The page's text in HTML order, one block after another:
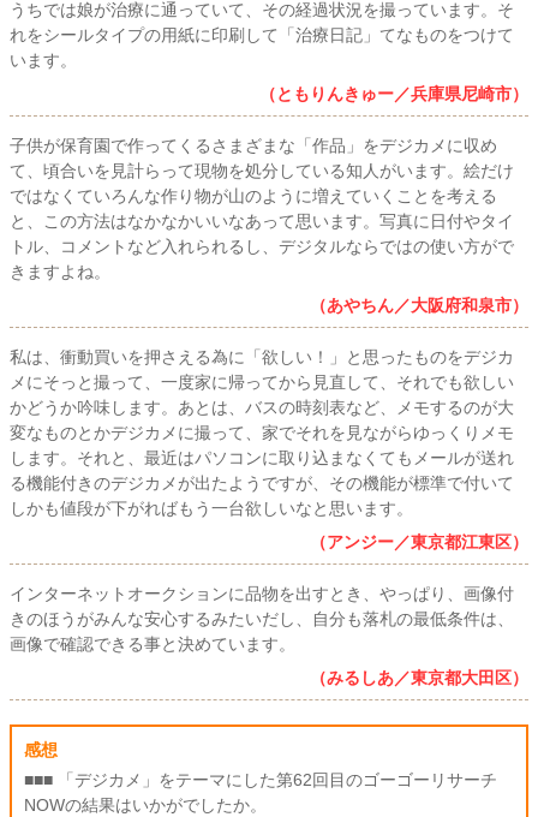
うちでは娘が治療に通っていて、その経過状況を撮っています。そ
れをシールタイプの用紙に印刷して「治療日記」てなものをつけて
います。
（ともりんきゅー／兵庫県尼崎市）
子供が保育園で作ってくるさまざまな「作品」をデジカメに収め
て、頃合いを見計らって現物を処分している知人がいます。絵だけ
ではなくていろんな作り物が山のように増えていくことを考える
と、この方法はなかなかいいなあって思います。写真に日付やタイ
トル、コメントなど入れられるし、デジタルならではの使い方がで
きますよね。
（あやちん／大阪府和泉市）
私は、衝動買いを押さえる為に「欲しい！」と思ったものをデジカ
メにそっと撮って、一度家に帰ってから見直して、それでも欲しい
かどうか吟味します。あとは、バスの時刻表など、メモするのが大
変なものとかデジカメに撮って、家でそれを見ながらゆっくりメモ
します。それと、最近はパソコンに取り込まなくてもメールが送れ
る機能付きのデジカメが出たようですが、その機能が標準で付いて
しかも値段が下がればもう一台欲しいなと思います。
（アンジー／東京都江東区）
インターネットオークションに品物を出すとき、やっぱり、画像付
きのほうがみんな安心するみたいだし、自分も落札の最低条件は、
画像で確認できる事と決めています。
（みるしあ／東京都大田区）
感想
■■■ 「デジカメ」をテーマにした第62回目のゴーゴーリサーチ
NOWの結果はいかがでしたか。